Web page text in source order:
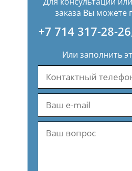
заказа Вы можете
+7 714 317-28-26
Или заполнить